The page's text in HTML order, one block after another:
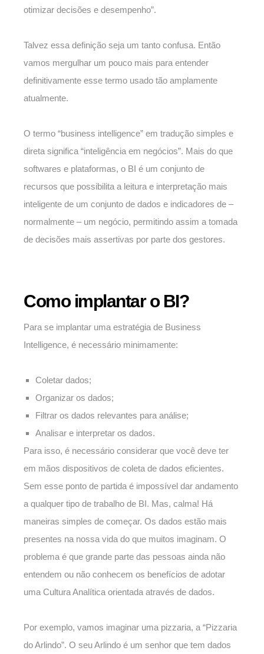
otimizar decisões e desempenho”.
Talvez essa definição seja um tanto confusa. Então
vamos mergulhar um pouco mais para entender
definitivamente esse termo usado tão amplamente
atualmente.
O termo “business intelligence” em tradução simples e
direta significa “inteligência em negócios”. Mais do que
softwares e plataformas, o BI é um conjunto de
recursos que possibilita a leitura e interpretação mais
inteligente de um conjunto de dados e indicadores de –
normalmente – um negócio, permitindo assim a tomada
de decisões mais assertivas por parte dos gestores.
Como implantar o BI?
Para se implantar uma estratégia de Business
Intelligence, é necessário minimamente:
Coletar dados;
Organizar os dados;
Filtrar os dados relevantes para análise;
Analisar e interpretar os dados.
Para isso, é necessário considerar que você deve ter
em mãos dispositivos de coleta de dados eficientes.
Sem esse ponto de partida é impossível dar andamento
a qualquer tipo de trabalho de BI. Mas, calma! Há
maneiras simples de começar. Os dados estão mais
presentes na nossa vida do que muitos imaginam. O
problema é que grande parte das pessoas ainda não
entendem ou não conhecem os benefícios de adotar
uma Cultura Analítica orientada através de dados.
Por exemplo, vamos imaginar uma pizzaria, a “Pizzaria
do Arlindo”. O seu Arlindo é um senhor que tem dados